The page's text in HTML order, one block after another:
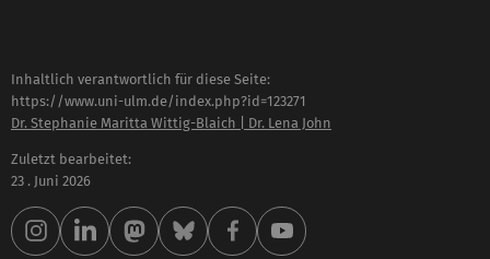
Inhaltlich verantwortlich für diese Seite:
https://www.uni-ulm.de/index.php?id=123271
Dr. Stephanie Maritta Wittig-Blaich | Dr. Lena John
Zuletzt bearbeitet:
23 . Juni 2026